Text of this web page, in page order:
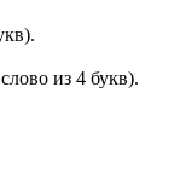
из 4 букв).